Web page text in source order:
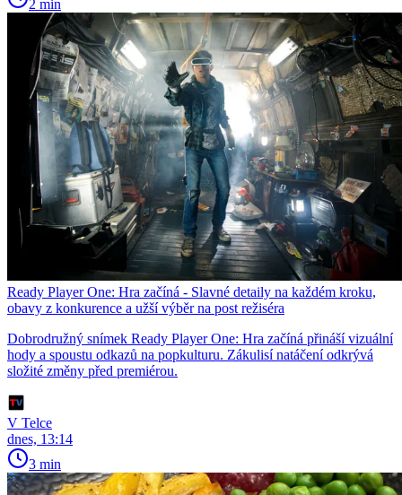
2 min
Ready Player One: Hra začíná - Slavné detaily na každém kroku,
obavy z konkurence a užší výběr na post režiséra
Dobrodružný snímek Ready Player One: Hra začíná přináší vizuální
hody a spoustu odkazů na popkulturu. Zákulisí natáčení odkrývá
složité změny před premiérou.
V Telce
dnes, 13:14
3 min